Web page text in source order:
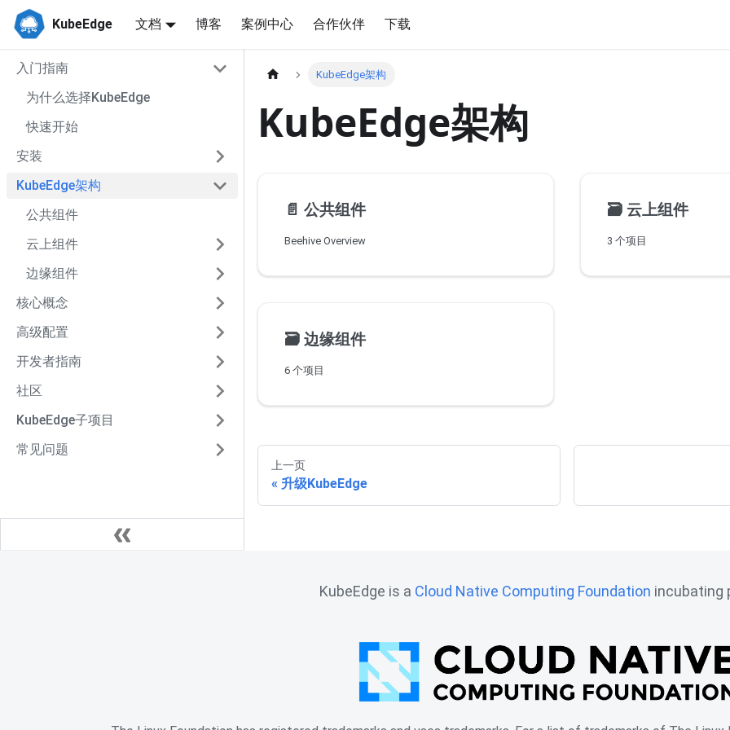
KubeEdge 文档 博客 案例中心 合作伙伴 下载
入门指南
为什么选择KubeEdge
快速开始
安装
KubeEdge架构
公共组件
云上组件
边缘组件
核心概念
高级配置
开发者指南
社区
KubeEdge子项目
常见问题
KubeEdge架构
KubeEdge架构
📄️ 公共组件
Beehive Overview
🗃️ 云上组件
3 个项目
🗃️边缘组件
6 个项目
上一页
升级KubeEdge
KubeEdge is a Cloud Native Computing Foundation incubating